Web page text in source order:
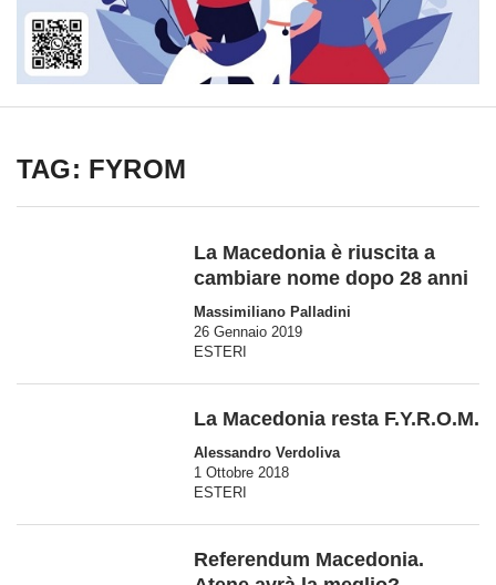
TAG: FYROM
La Macedonia è riuscita a
cambiare nome dopo 28 anni
Massimiliano Palladini
26 Gennaio 2019
ESTERI
La Macedonia resta F.Y.R.O.M.
Alessandro Verdoliva
1 Ottobre 2018
ESTERI
Referendum Macedonia.